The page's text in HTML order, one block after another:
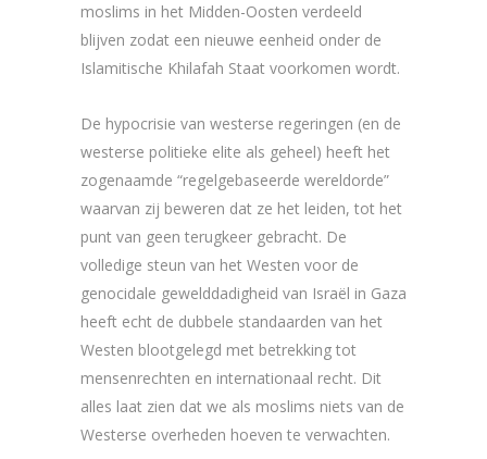
moslims in het Midden-Oosten verdeeld
blijven zodat een nieuwe eenheid onder de
Islamitische Khilafah Staat voorkomen wordt.
De hypocrisie van westerse regeringen (en de
westerse politieke elite als geheel) heeft het
zogenaamde “regelgebaseerde wereldorde”
waarvan zij beweren dat ze het leiden, tot het
punt van geen terugkeer gebracht. De
volledige steun van het Westen voor de
genocidale gewelddadigheid van Israël in Gaza
heeft echt de dubbele standaarden van het
Westen blootgelegd met betrekking tot
mensenrechten en internationaal recht. Dit
alles laat zien dat we als moslims niets van de
Westerse overheden hoeven te verwachten.